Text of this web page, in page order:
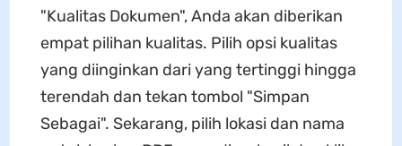
"Kualitas Dokumen", Anda akan diberikan
empat pilihan kualitas. Pilih opsi kualitas
yang diinginkan dari yang tertinggi hingga
terendah dan tekan tombol "Simpan
Sebagai". Sekarang, pilih lokasi dan nama